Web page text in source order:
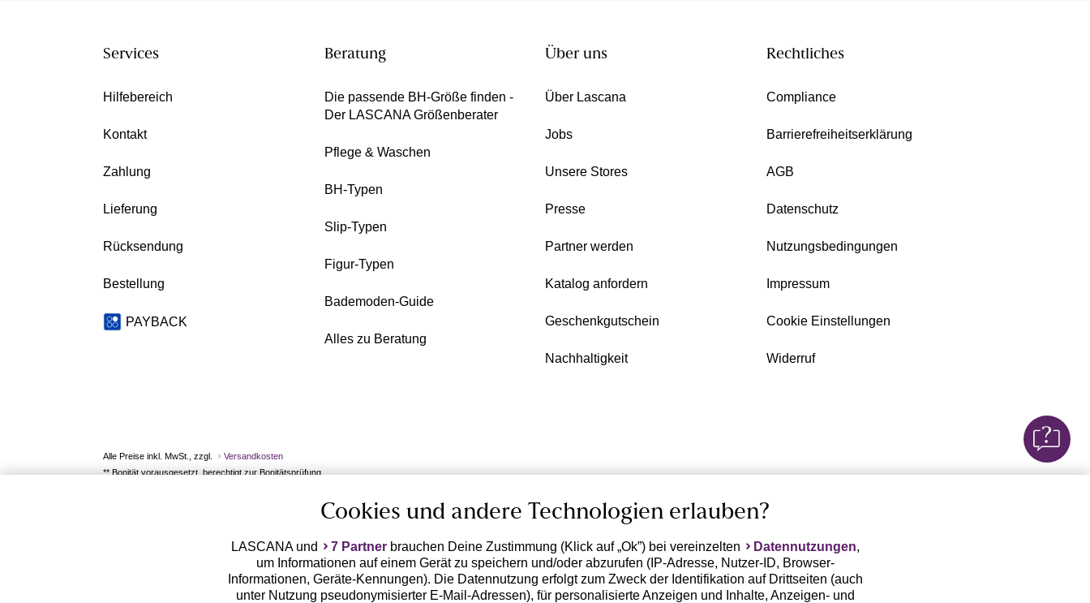
Services
Hilfebereich
Kontakt
Zahlung
Lieferung
Rücksendung
Bestellung
PAYBACK
Beratung
Die passende BH-Größe finden -
Der LASCANA Größenberater
Pflege & Waschen
BH-Typen
Slip-Typen
Figur-Typen
Bademoden-Guide
Alles zu Beratung
Über uns
Über Lascana
Jobs
Unsere Stores
Presse
Partner werden
Katalog anfordern
Geschenkgutschein
Nachhaltigkeit
Rechtliches
Compliance
Barrierefreiheitserklärung
AGB
Datenschutz
Nutzungsbedingungen
Impressum
Cookie Einstellungen
Widerruf
Alle Preise inkl. MwSt., zzgl.
Versandkosten
** Bonität vorausgesetzt, berechtigt zur Bonitätsprüfung
Cookies und andere Technologien erlauben?
LASCANA und 7 Partnerbrauchen Deine Zustimmung (Klick auf „Ok”) bei vereinzelten Datennutzungen,
um Informationen auf einem Gerät zu speichern und/oder abzurufen (IP-Adresse, Nutzer-ID, Browser-
Informationen, Geräte-Kennungen). Die Datennutzung erfolgt zum Zweck der Identifikation auf Drittseiten (auch
unter Nutzung pseudonymisierter E-Mail-Adressen), für personalisierte Anzeigen und Inhalte, Anzeigen- und